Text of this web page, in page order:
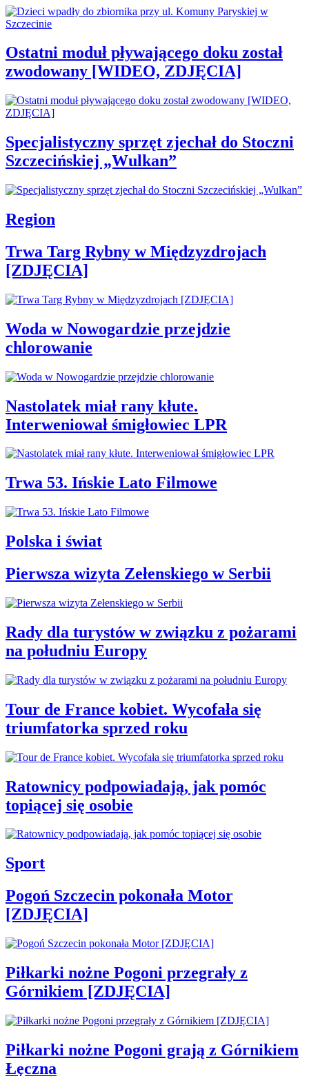
Ostatni moduł pływającego doku został
zwodowany [WIDEO, ZDJĘCIA]
Specjalistyczny sprzęt zjechał do Stoczni
Szczecińskiej „Wulkan”
Region
Trwa Targ Rybny w Międzyzdrojach
[ZDJĘCIA]
Woda w Nowogardzie przejdzie
chlorowanie
Nastolatek miał rany kłute.
Interweniował śmigłowiec LPR
Trwa 53. Ińskie Lato Filmowe
Polska i świat
Pierwsza wizyta Zełenskiego w Serbii
Rady dla turystów w związku z pożarami
na południu Europy
Tour de France kobiet. Wycofała się
triumfatorka sprzed roku
Ratownicy podpowiadają, jak pomóc
topiącej się osobie
Sport
Pogoń Szczecin pokonała Motor
[ZDJĘCIA]
Piłkarki nożne Pogoni przegrały z
Górnikiem [ZDJĘCIA]
Piłkarki nożne Pogoni grają z Górnikiem
Łęczna